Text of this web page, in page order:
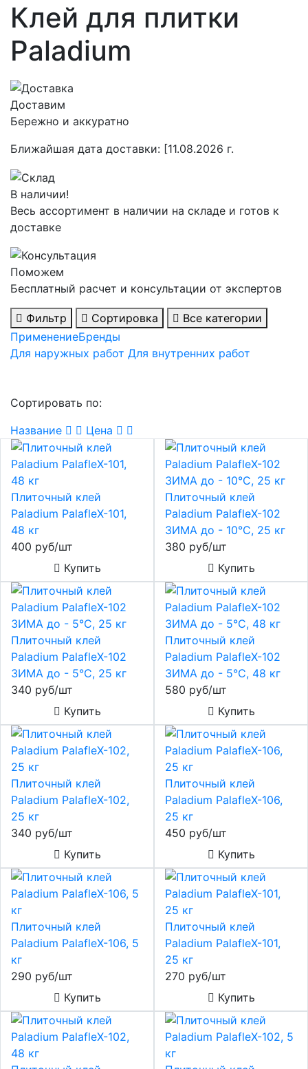
Клей для плитки
Paladium
Доставим
Бережно и аккуратно
Ближайшая дата доставки: [11.08.2026 г.
В наличии!
Весь ассортимент в наличии на складе и готов к
доставке
Поможем
Бесплатный расчет и консультации от экспертов
Фильтр Сортировка
Все категории
ПрименениеБренды
Для наружных работ Для внутренних работ
Сортировать по:
Название
Цена
Плиточный клей
Paladium PalafleX-101,
48 кг
400 руб/шт
Купить
Плиточный клей
Paladium PalafleX-102
ЗИМА до - 10°С, 25 кг
380 руб/шт
Купить
Плиточный клей
Paladium PalafleX-102
ЗИМА до - 5°С, 25 кг
340 руб/шт
Купить
Плиточный клей
Paladium PalafleX-102
ЗИМА до - 5°С, 48 кг
580 руб/шт
Купить
Плиточный клей
Paladium PalafleX-102,
25 кг
340 руб/шт
Купить
Плиточный клей
Paladium PalafleX-106,
25 кг
450 руб/шт
Купить
Плиточный клей
Paladium PalafleX-106, 5
кг
290 руб/шт
Купить
Плиточный клей
Paladium PalafleХ-101,
25 кг
270 руб/шт
Купить